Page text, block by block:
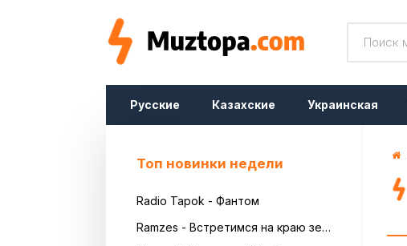
Русские Казахские Украинская
Топ новинки недели
Radio Tapok - Фантом
Ramzes - Встретимся на краю земли